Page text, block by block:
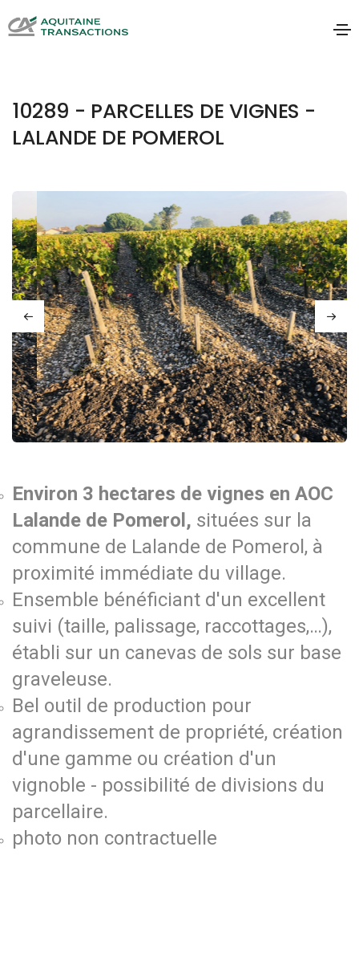
10289 - PARCELLES DE VIGNES -
LALANDE DE POMEROL
Environ 3 hectares de vignes en AOC
Lalande de Pomerol, situées sur la
commune de Lalande de Pomerol, à
proximité immédiate du village.
Ensemble bénéficiant d'un excellent
suivi (taille, palissage, raccottages,…),
établi sur un canevas de sols sur base
graveleuse.
Bel outil de production pour
agrandissement de propriété, création
d'une gamme ou création d'un
vignoble - possibilité de divisions du
parcellaire.
photo non contractuelle